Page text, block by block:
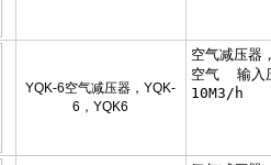
YQK-6空气减压器，YQK-
6，YQK6